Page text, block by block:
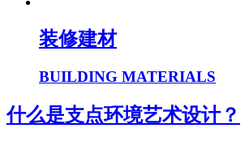
装修建材
BUILDING MATERIALS
什么是支点环境艺术设计？